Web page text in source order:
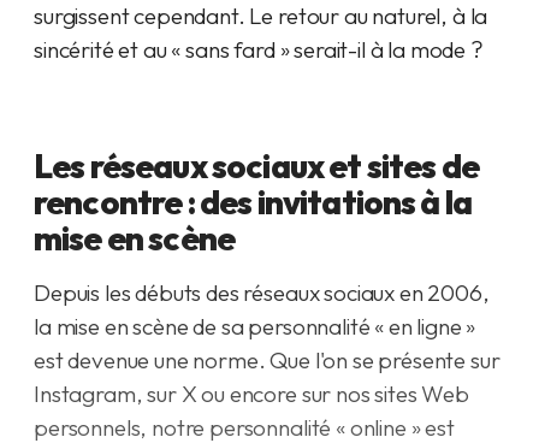
surgissent cependant. Le retour au naturel, à la
sincérité et au « sans fard » serait-il à la mode ?
Les réseaux sociaux et sites de
rencontre : des invitations à la
mise en scène
Depuis les débuts des réseaux sociaux en 2006,
la mise en scène de sa personnalité « en ligne »
est devenue une norme. Que l'on se présente sur
Instagram, sur X ou encore sur nos sites Web
personnels, notre personnalité « online » est